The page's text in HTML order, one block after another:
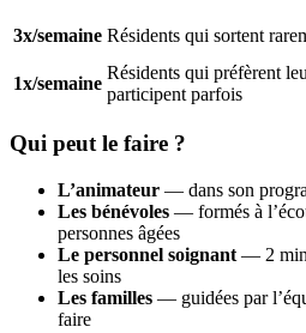
3x/semaine Résidents qui sortent
1x/semaine
Résidents qui préfèrent
participent parfois
Qui peut le faire ?
L’animateur — dans son
Les bénévoles — formés à
personnes âgées
Le personnel soignant — 2
les soins
Les familles — guidées par
faire